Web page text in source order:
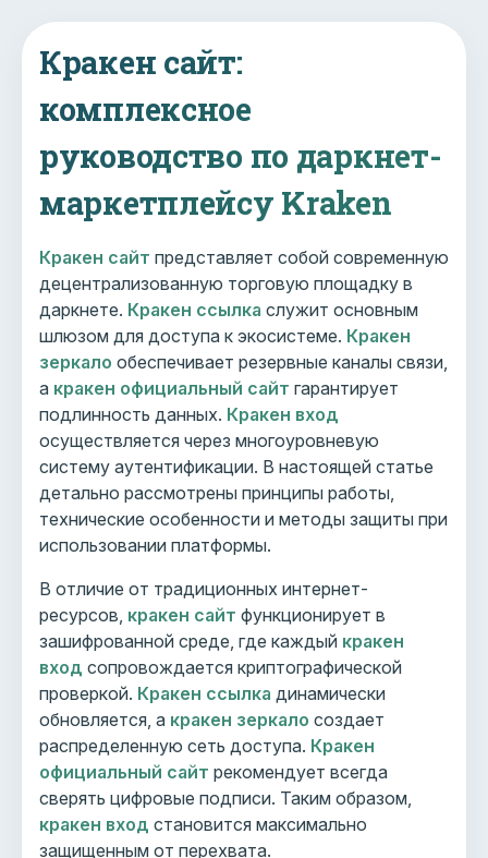
Кракен сайт:
комплексное
руководство по даркнет-
маркетплейсу Kraken
Кракен сайт представляет собой современную
децентрализованную торговую площадку в
даркнете. Кракен ссылка служит основным
шлюзом для доступа к экосистеме. Кракен
зеркало обеспечивает резервные каналы связи,
а кракен официальный сайт гарантирует
подлинность данных. Кракен вход
осуществляется через многоуровневую
систему аутентификации. В настоящей статье
детально рассмотрены принципы работы,
технические особенности и методы защиты при
использовании платформы.
В отличие от традиционных интернет-
ресурсов, кракен сайт функционирует в
зашифрованной среде, где каждый кракен
вход сопровождается криптографической
проверкой. Кракен ссылка динамически
обновляется, а кракен зеркало создает
распределенную сеть доступа. Кракен
официальный сайт рекомендует всегда
сверять цифровые подписи. Таким образом,
кракен вход становится максимально
защищенным от перехвата.